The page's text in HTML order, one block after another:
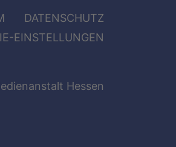
DATENSCHUTZ
EINSTELLUNGEN
Hessen